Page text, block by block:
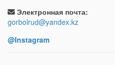
Электронная почта:
gorbolrud@yandex.kz
@Instagram